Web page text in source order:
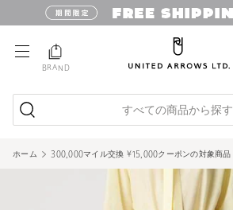
BRAND
すべての商品から探す
ホーム 300,000マイル交換 ¥15,000クーポンの対象商品